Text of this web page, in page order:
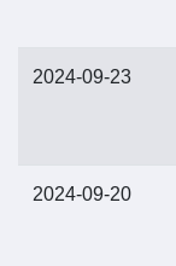
2024-09-23
2024-09-20